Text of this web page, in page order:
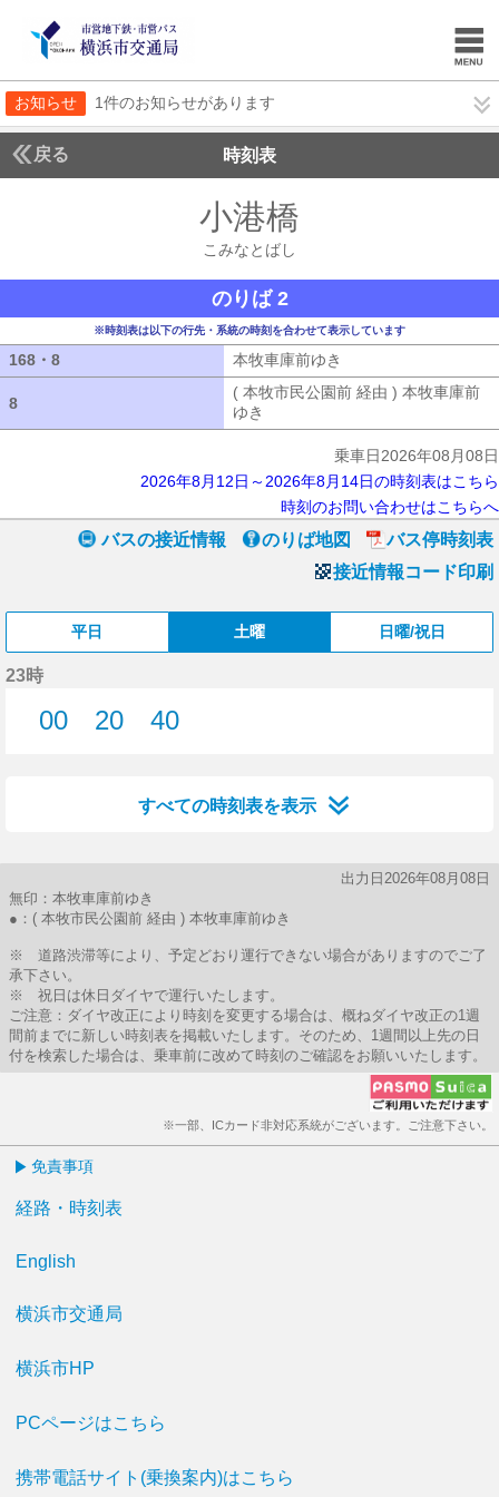
お知らせ 1件のお知らせがあります
戻る 時刻表
小港橋
こみなとばし
のりば 2
※時刻表は以下の行先・系統の時刻を合わせて表示しています
168・8 本牧車庫前ゆき
8
( 本牧市民公園前 経由 ) 本牧車庫前
ゆき
乗車日2026年08月08日
2026年8月12日～2026年8月14日の時刻表はこちら
時刻のお問い合わせはこちらへ
バスの接近情報 のりば地図
バス停時刻表
接近情報コード印刷
平日 土曜 日曜/祝日
23時
00
20
40
すべての時刻表を表示
出力日2026年08月08日
無印：本牧車庫前ゆき
●：( 本牧市民公園前 経由 ) 本牧車庫前ゆき
※ 道路渋滞等により、予定どおり運行できない場合がありますのでご了
承下さい。
※ 祝日は休日ダイヤで運行いたします。
ご注意：ダイヤ改正により時刻を変更する場合は、概ねダイヤ改正の1週
間前までに新しい時刻表を掲載いたします。そのため、1週間以上先の日
付を検索した場合は、乗車前に改めて時刻のご確認をお願いいたします。
※一部、ICカード非対応系統がございます。ご注意下さい。
免責事項
経路・時刻表
English
横浜市交通局
横浜市HP
PCページはこちら
携帯電話サイト(乗換案内)はこちら